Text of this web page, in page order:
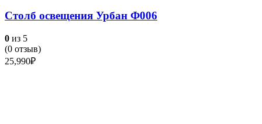
Столб освещения Урбан Ф006
0 из 5
(0 отзыв)
25,990₽